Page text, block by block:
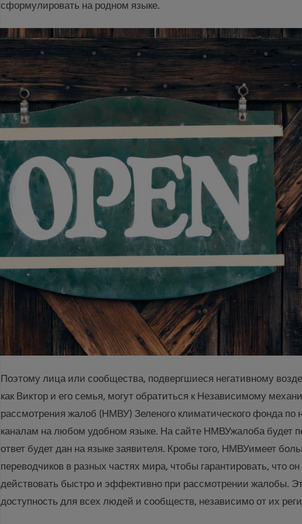
сформулировать на родном языке.
Поэтому лица или сообщества, подвергшиеся негативному
как Виктор и его семья, могут обратиться к Независимому
рассмотрения жалоб (НМВУ) Зеленого климатического фонда по
каналам на любом удобном языке. На сайте НМВУжалоба будет
ответ будет дан на языке заявителя. Кроме того, НМВУимеет
переводчиков в разных частях мира, чтобы гарантировать, что он
действовать быстро и эффективно при рассмотрении жалобы.
доступность для всех людей и сообществ, независимо от их